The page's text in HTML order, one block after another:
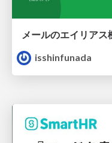
メールのエイリア
isshinfunada